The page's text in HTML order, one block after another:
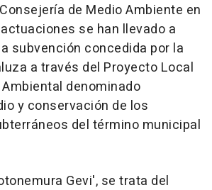
de Medio Ambiente en
se han llevado a
subvención concedida por la
a través del Proyecto Local
denominado
y conservación de los
del término municipal
Gevi', se trata del